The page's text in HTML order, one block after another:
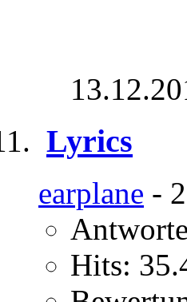
Lyrics
earplane -
Hits: